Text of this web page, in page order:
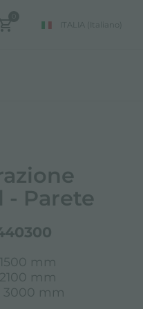
ITALIA (Italiano)
- Parete
mm
mm
3000 mm